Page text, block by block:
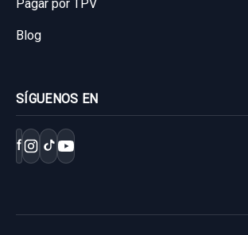
Pagar por TPV
Blog
SÍGUENOS EN
f